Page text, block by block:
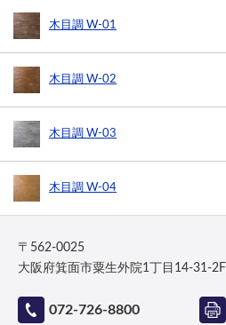
木目調 W-01
木目調 W-02
木目調 W-03
木目調 W-04
〒562-0025
大阪府箕面市粟生外院1丁目14-31-2F
072-726-8800